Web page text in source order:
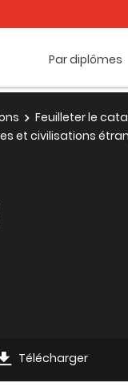
Par diplômes
Feuilleter le
et civilisations
Télécharger